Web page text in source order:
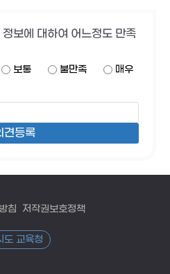
보에 대하여 어느정도 만족
보통 불만족
매우
침 저작권보호정책
도 교육청